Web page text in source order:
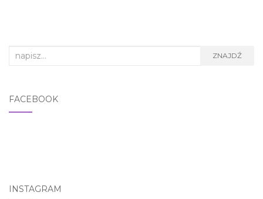
Search for: ZNAJDŹ
FACEBOOK
INSTAGRAM